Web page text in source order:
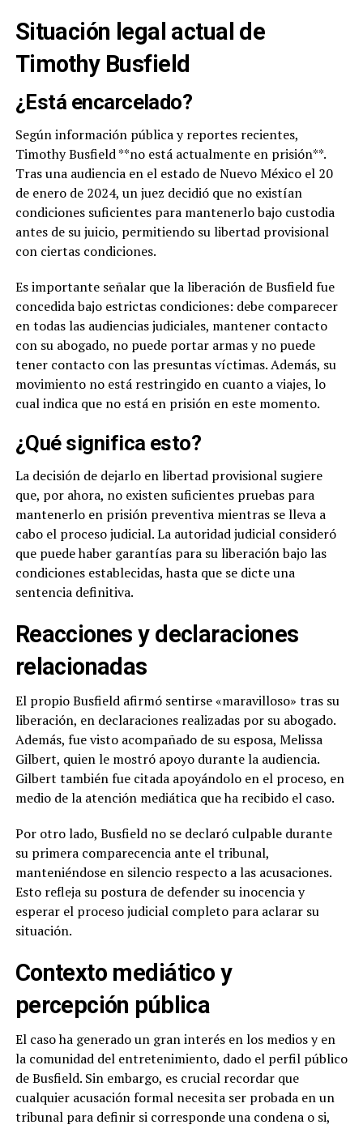
Situación legal actual de
Timothy Busfield
¿Está encarcelado?
Según información pública y reportes recientes,
Timothy Busfield **no está actualmente en prisión**.
Tras una audiencia en el estado de Nuevo México el 20
de enero de 2024, un juez decidió que no existían
condiciones suficientes para mantenerlo bajo custodia
antes de su juicio, permitiendo su libertad provisional
con ciertas condiciones.
Es importante señalar que la liberación de Busfield fue
concedida bajo estrictas condiciones: debe comparecer
en todas las audiencias judiciales, mantener contacto
con su abogado, no puede portar armas y no puede
tener contacto con las presuntas víctimas. Además, su
movimiento no está restringido en cuanto a viajes, lo
cual indica que no está en prisión en este momento.
¿Qué significa esto?
La decisión de dejarlo en libertad provisional sugiere
que, por ahora, no existen suficientes pruebas para
mantenerlo en prisión preventiva mientras se lleva a
cabo el proceso judicial. La autoridad judicial consideró
que puede haber garantías para su liberación bajo las
condiciones establecidas, hasta que se dicte una
sentencia definitiva.
Reacciones y declaraciones
relacionadas
El propio Busfield afirmó sentirse «maravilloso» tras su
liberación, en declaraciones realizadas por su abogado.
Además, fue visto acompañado de su esposa, Melissa
Gilbert, quien le mostró apoyo durante la audiencia.
Gilbert también fue citada apoyándolo en el proceso, en
medio de la atención mediática que ha recibido el caso.
Por otro lado, Busfield no se declaró culpable durante
su primera comparecencia ante el tribunal,
manteniéndose en silencio respecto a las acusaciones.
Esto refleja su postura de defender su inocencia y
esperar el proceso judicial completo para aclarar su
situación.
Contexto mediático y
percepción pública
El caso ha generado un gran interés en los medios y en
la comunidad del entretenimiento, dado el perfil público
de Busfield. Sin embargo, es crucial recordar que
cualquier acusación formal necesita ser probada en un
tribunal para definir si corresponde una condena o si,